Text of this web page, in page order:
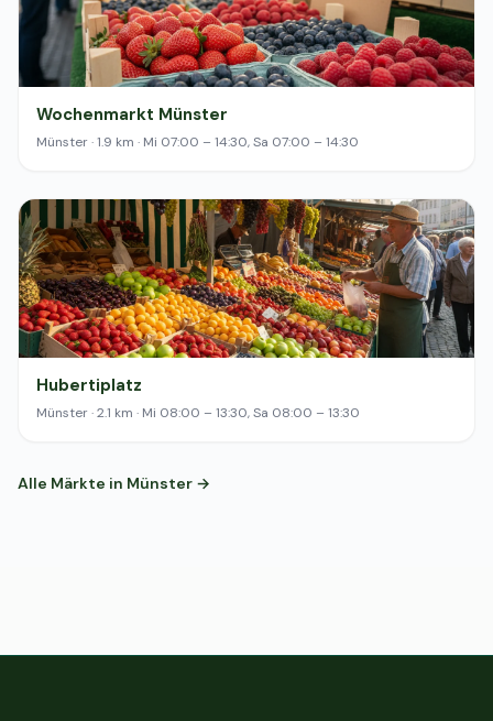
Wochenmarkt Münster
Münster · 1.9 km · Mi 07:00 – 14:30, Sa 07:00 – 14:30
Hubertiplatz
Münster · 2.1 km · Mi 08:00 – 13:30, Sa 08:00 – 13:30
Alle Märkte in Münster →